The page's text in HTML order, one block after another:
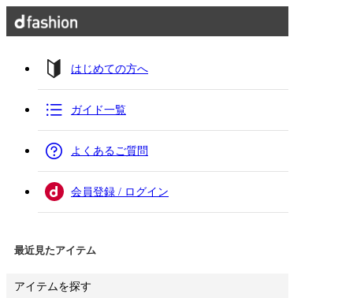
はじめての方へ
ガイド一覧
よくあるご質問
会員登録 / ログイン
最近見たアイテム
アイテムを探す